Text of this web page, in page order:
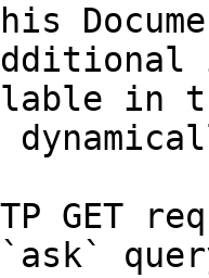
in
GET